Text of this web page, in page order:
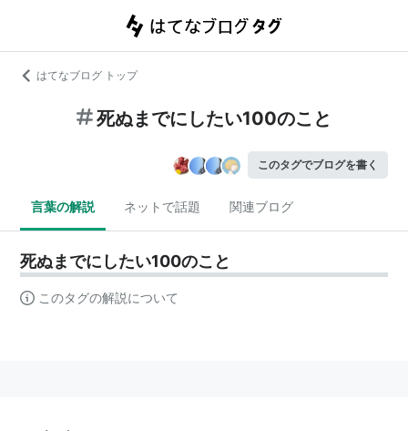
はてなブログ トップ
死ぬまでにしたい100のこと
このタグでブログを書く
言葉の解説 ネットで話題 関連ブログ
死ぬまでにしたい100のこと
このタグの解説について